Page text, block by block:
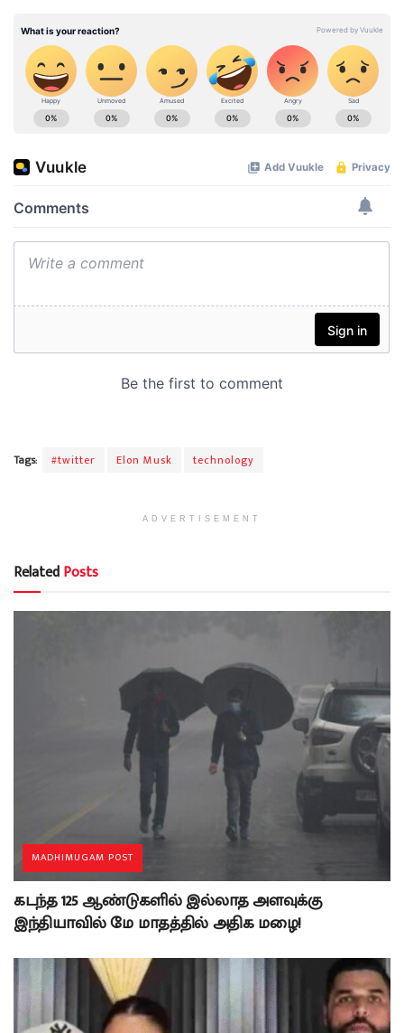
Tags: #twitter Elon Musk technology
ADVERTISEMENT
RelatedPosts
MADHIMUGAM POST
கடந்த 125 ஆண்டுகளில் இல்லாத அளவுக்கு
இந்தியாவில் மே மாதத்தில் அதிக மழை!